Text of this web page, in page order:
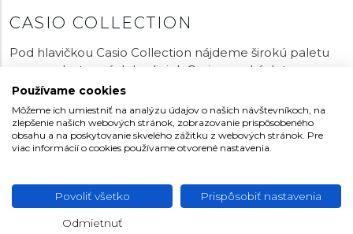
CASIO COLLECTION
Pod hlavičkou Casio Collection nájdeme širokú paletu
cenovo dostupných hodiniek Casio mnohých tvarov,
veľkostí, farieb a funkcií. Rad ponúka prevažne
quartzové
modely s analógovým, digitálnym aj
kombinovaným zobrazením času, spoločenské,
športové, pánske aj dámske hodinky. Nechýbajú ani
potápačské modely s vodotesnosťou 200 metrov. Do
hodinkami „Casio Royale
“ s označením AE-1200 alebo
legendárny typ prezývaný „ Duro“, ktorý na ruke nosí
napríklad Bill Gates. Patria sem aj zrejme
Používame cookies
Môžeme ich umiestniť na analýzu údajov o našich návštevníkoch, na
zlepšenie našich webových stránok, zobrazovanie prispôsobeného
obsahu a na poskytovanie skvelého zážitku z webových stránok. Pre
viac informácií o cookies používame otvorené nastavenia.
Povoliť všetko Prispôsobiť nastavenia
Odmietnuť